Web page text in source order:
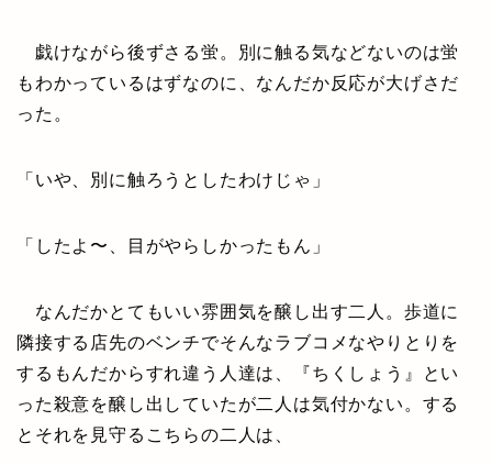
戯けながら後ずさる蛍。別に触る気などないのは蛍
もわかっているはずなのに、なんだか反応が大げさだ
った。
「いや、別に触ろうとしたわけじゃ」
「したよ〜、目がやらしかったもん」
なんだかとてもいい雰囲気を醸し出す二人。歩道に
隣接する店先のベンチでそんなラブコメなやりとりを
するもんだからすれ違う人達は、『ちくしょう』とい
った殺意を醸し出していたが二人は気付かない。する
とそれを見守るこちらの二人は、